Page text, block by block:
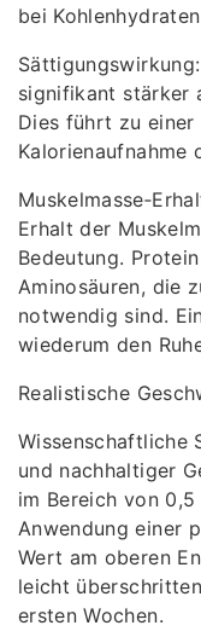
bei
signifikant stärker
Dies führt zu
Kalorienaufnahme
Erhalt der
Bedeutung.
Aminosäuren, die
notwendig sind.
wiederum den
Realistische
Wissenschaftliche
und nachhaltiger
im Bereich von
Anwendung einer
Wert am oberen
leicht
ersten Wochen.